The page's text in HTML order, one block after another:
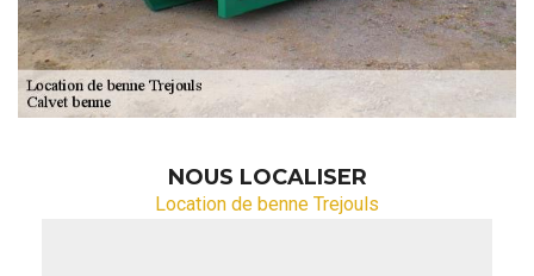
NOUS LOCALISER
Location de benne Trejouls